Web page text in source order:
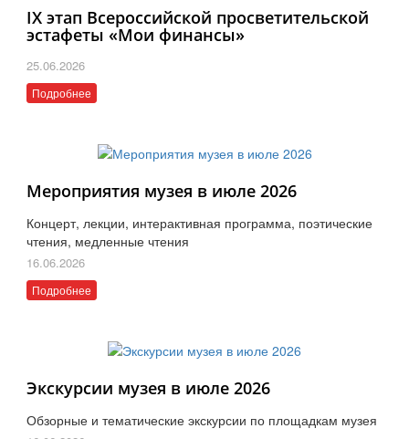
IX этап Всероссийской просветительской
эстафеты «Мои финансы»
25.06.2026
Подробнее
Мероприятия музея в июле 2026
Концерт, лекции, интерактивная программа, поэтические
чтения, медленные чтения
16.06.2026
Подробнее
Экскурсии музея в июле 2026
Обзорные и тематические экскурсии по площадкам музея